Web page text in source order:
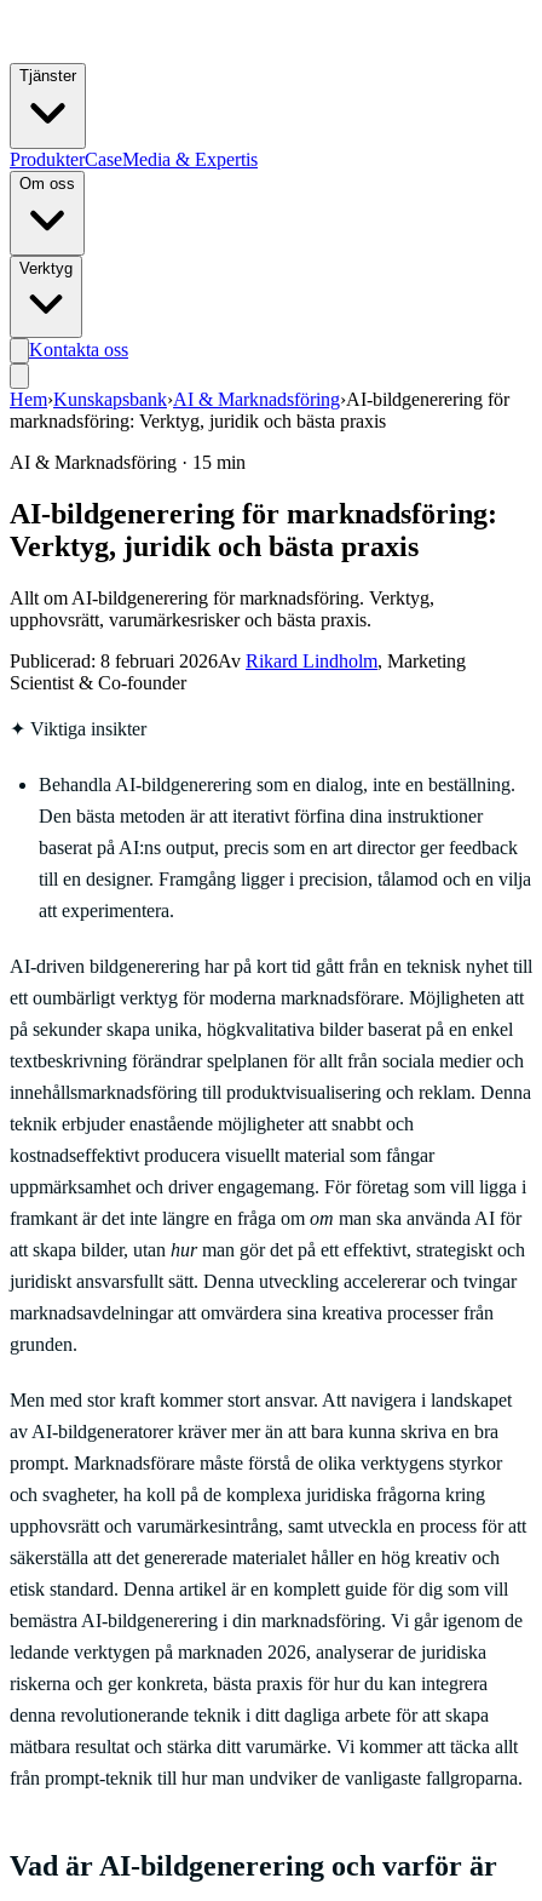
Tjänster
ProdukterCaseMedia & Expertis
Om oss
Verktyg
Kontakta oss
Hem›Kunskapsbank›AI & Marknadsföring›AI-bildgenerering för
marknadsföring: Verktyg, juridik och bästa praxis
AI & Marknadsföring · 15 min
AI-bildgenerering för marknadsföring:
Verktyg, juridik och bästa praxis
Allt om AI-bildgenerering för marknadsföring. Verktyg,
upphovsrätt, varumärkesrisker och bästa praxis.
Publicerad: 8 februari 2026Av Rikard Lindholm, Marketing
Scientist & Co-founder
✦ Viktiga insikter
Behandla AI-bildgenerering som en dialog, inte en beställning.
Den bästa metoden är att iterativt förfina dina instruktioner
baserat på AI:ns output, precis som en art director ger feedback
till en designer. Framgång ligger i precision, tålamod och en vilja
att experimentera.
AI-driven bildgenerering har på kort tid gått från en teknisk nyhet till
ett oumbärligt verktyg för moderna marknadsförare. Möjligheten att
på sekunder skapa unika, högkvalitativa bilder baserat på en enkel
textbeskrivning förändrar spelplanen för allt från sociala medier och
innehållsmarknadsföring till produktvisualisering och reklam. Denna
teknik erbjuder enastående möjligheter att snabbt och
kostnadseffektivt producera visuellt material som fångar
uppmärksamhet och driver engagemang. För företag som vill ligga i
framkant är det inte längre en fråga om om man ska använda AI för
att skapa bilder, utan hurman gör det på ett effektivt, strategiskt och
juridiskt ansvarsfullt sätt. Denna utveckling accelererar och tvingar
marknadsavdelningar att omvärdera sina kreativa processer från
grunden.
Men med stor kraft kommer stort ansvar. Att navigera i landskapet
av AI-bildgeneratorer kräver mer än att bara kunna skriva en bra
prompt. Marknadsförare måste förstå de olika verktygens styrkor
och svagheter, ha koll på de komplexa juridiska frågorna kring
upphovsrätt och varumärkesintrång, samt utveckla en process för att
säkerställa att det genererade materialet håller en hög kreativ och
etisk standard. Denna artikel är en komplett guide för dig som vill
bemästra AI-bildgenerering i din marknadsföring. Vi går igenom de
ledande verktygen på marknaden 2026, analyserar de juridiska
riskerna och ger konkreta, bästa praxis för hur du kan integrera
denna revolutionerande teknik i ditt dagliga arbete för att skapa
mätbara resultat och stärka ditt varumärke. Vi kommer att täcka allt
från prompt-teknik till hur man undviker de vanligaste fallgroparna.
Vad är AI-bildgenerering och varför är